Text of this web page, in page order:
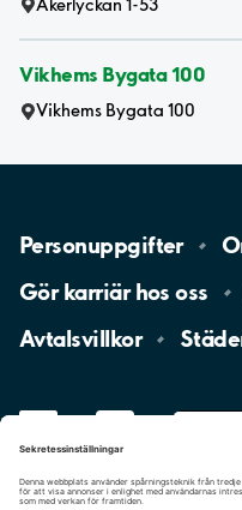
Åkerlyckan 1-53
Vikhems Bygata 100
Vikhems Bygata 100
Personuppgifter
Gör karriär hososs
Avtalsvillkor